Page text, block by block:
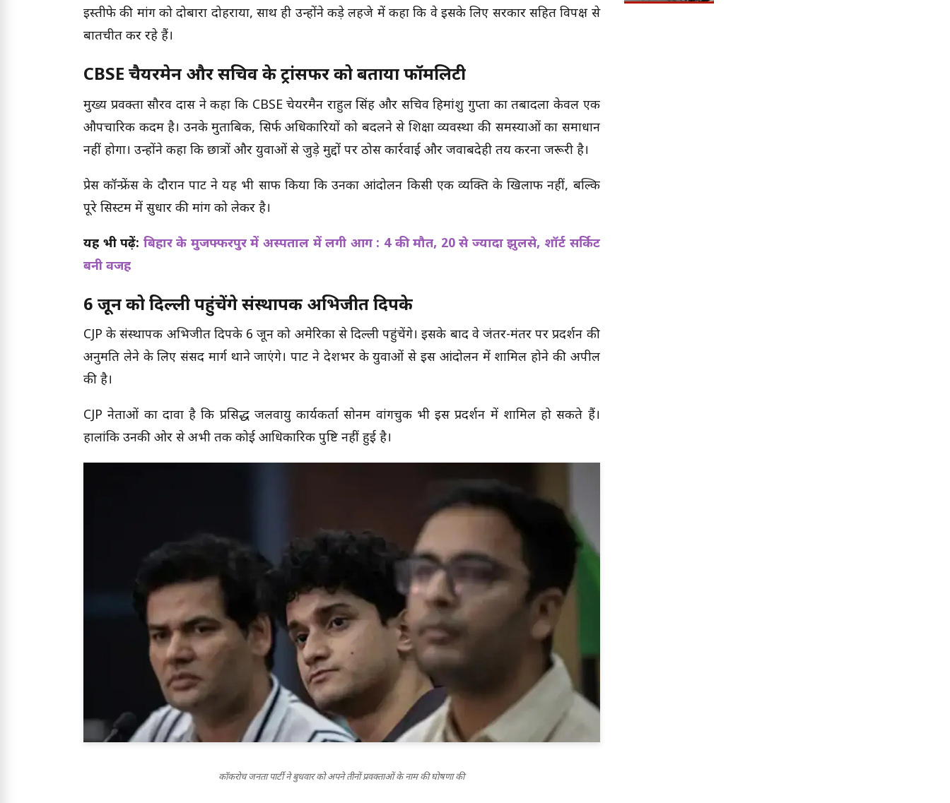
इस्तीफे की मांग को दोबारा दोहराया, साथ ही उन्होंने कड़े लहजे में कहा कि वे इसके लिए सरकार सहित विपक्ष से
बातचीत कर रहे हैं।
CBSE चैयरमेन और सचिव के ट्रांसफर को बताया फॉर्मेलिटी
मुख्य प्रवक्ता सौरव दास ने कहा कि CBSE चेयरमैन राहुल सिंह और सचिव हिमांशु गुप्ता का तबादला केवल एक
औपचारिक कदम है। उनके मुताबिक, सिर्फ अधिकारियों को बदलने से शिक्षा व्यवस्था की समस्याओं का समाधान
नहीं होगा। उन्होंने कहा कि छात्रों और युवाओं से जुड़े मुद्दों पर ठोस कार्रवाई और जवाबदेही तय करना जरूरी है।
प्रेस कॉन्फ्रेंस के दौरान पार्टी ने यह भी साफ किया कि उनका आंदोलन किसी एक व्यक्ति के खिलाफ नहीं, बल्कि
पूरे सिस्टम में सुधार की मांग को लेकर है।
यह भी पढ़ें: बिहार के मुजफ्फरपुर में अस्पताल में लगी आग : 4 की मौत, 20 से ज्यादा झुलसे, शॉर्ट सर्किट
बनी वजह
6 जून को दिल्ली पहुंचेंगे संस्थापक अभिजीत दिपके
CJP के संस्थापक अभिजीत दिपके 6 जून को अमेरिका से दिल्ली पहुंचेंगे। इसके बाद वे जंतर-मंतर पर प्रदर्शन की
अनुमति लेने के लिए संसद मार्ग थाने जाएंगे। पार्टी ने देशभर के युवाओं से इस आंदोलन में शामिल होने की अपील
की है।
CJP नेताओं का दावा है कि प्रसिद्ध जलवायु कार्यकर्ता सोनम वांगचुक भी इस प्रदर्शन में शामिल हो सकते हैं।
हालांकि उनकी ओर से अभी तक कोई आधिकारिक पुष्टि नहीं हुई है।
कॉकरोच जनता पार्टी ने बुधवार को अपने तीनों प्रवक्ताओं के नाम की घोषणा की